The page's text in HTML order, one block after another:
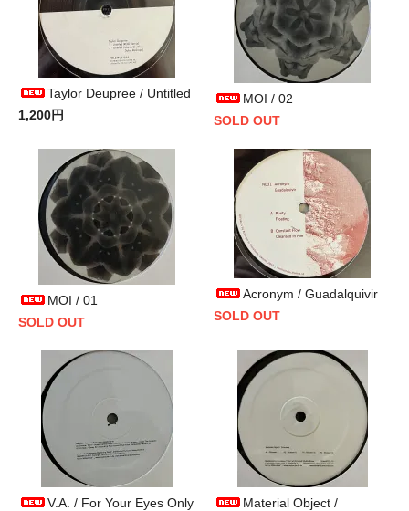
Taylor Deupree / Untitled
1,200円
MOI / 02
SOLD OUT
MOI / 01
SOLD OUT
Acronym / Guadalquivir
SOLD OUT
V.A. / For Your Eyes Only
Material Object /